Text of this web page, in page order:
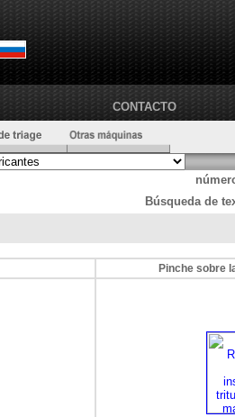
CONTACTO
Búsqueda de
Pinche sobre